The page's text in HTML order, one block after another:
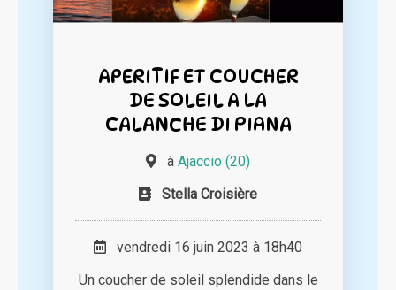
APERITIF ET COUCHER
DE SOLEIL A LA
CALANCHE DI PIANA
à Ajaccio (20)
Stella Croisière
vendredi 16 juin 2023 à 18h40
Un coucher de soleil splendide dans le